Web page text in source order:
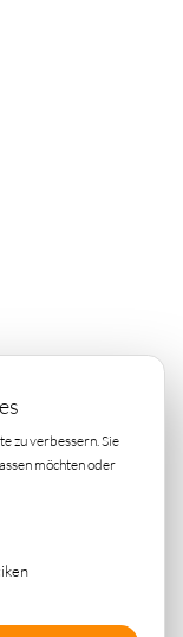
zu verbessern. Sie
möchten oder